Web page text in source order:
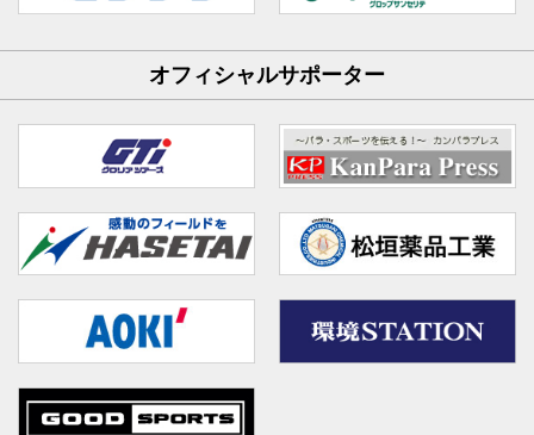
オフィシャルサポーター